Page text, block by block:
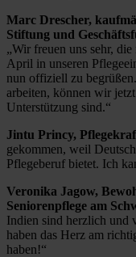
Marc Drescher,
Stiftung und
„Wir freuen uns sehr,
April in unseren
nun offiziell zu
arbeiten, können wir jetzt
Unterstützung sind.“
Jintu Princy,
gekommen, weil
Pflegeberuf bietet. Ich
Veronika Jagow,
Seniorenpflege am
Indien sind herzlich und
haben das Herz am
haben!“